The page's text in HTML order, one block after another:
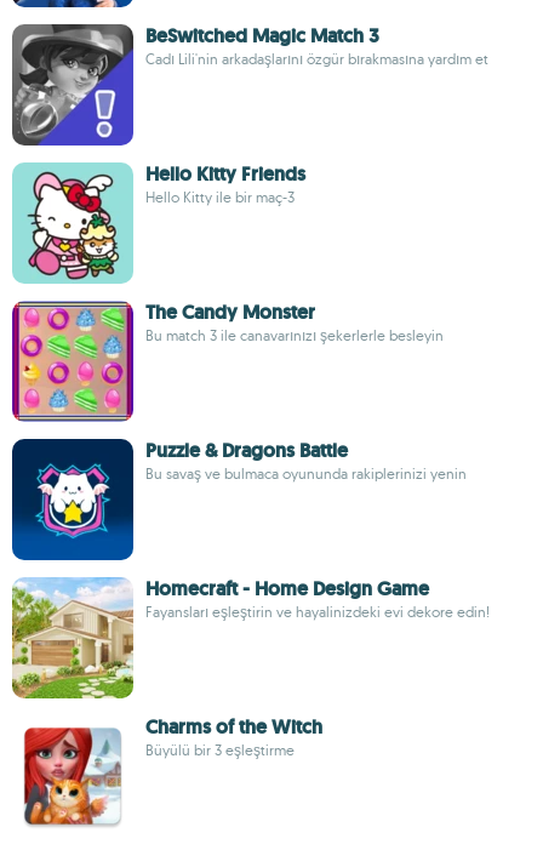
BeSwitched Magic Match 3
Cadı Lili'nin arkadaşlarını özgür bırakmasına yardım et
Hello Kitty Friends
Hello Kitty ile bir maç-3
The Candy Monster
Bu match 3 ile canavarınızı şekerlerle besleyin
Puzzle & Dragons Battle
Bu savaş ve bulmaca oyununda rakiplerinizi yenin
Homecraft - Home Design Game
Fayansları eşleştirin ve hayalinizdeki evi dekore edin!
Charms of the Witch
Büyülü bir 3 eşleştirme